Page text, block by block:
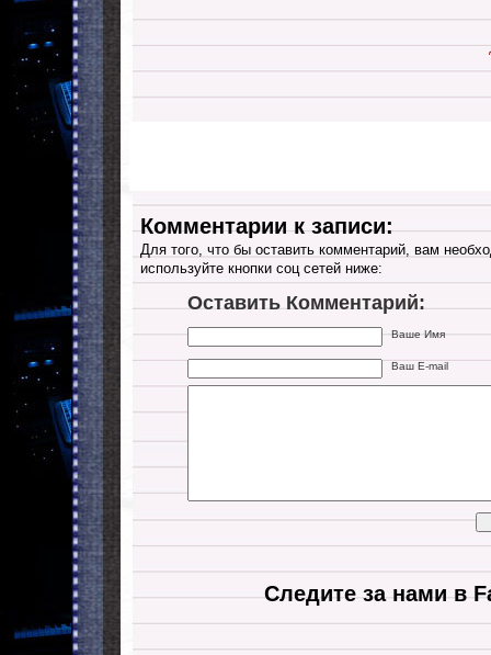
Комментарии к записи:
Для того, что бы оставить комментарий, вам
используйте кнопки соц сетей ниже:
Оставить Комментарий:
Ваше Имя
Ваш E-mail
Следите за нами в